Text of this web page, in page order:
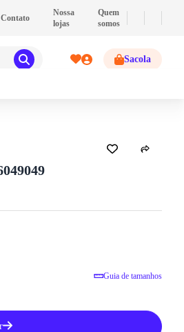
PIX - Pague com PIX e ganhe 2% de
Contato
Nossa
lojas
Quem
somos
Sacola
Guia de tamanhos
Chinelo Mizuno Masculino 106049049
Como medir seu pé